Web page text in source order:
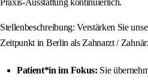
Praxis‑Ausstattung kontinuierlich.
Stellenbeschreibung: Verstärken Sie
Zeitpunkt in Berlin als Zahnarzt /
Patient*in im Fokus: Sie